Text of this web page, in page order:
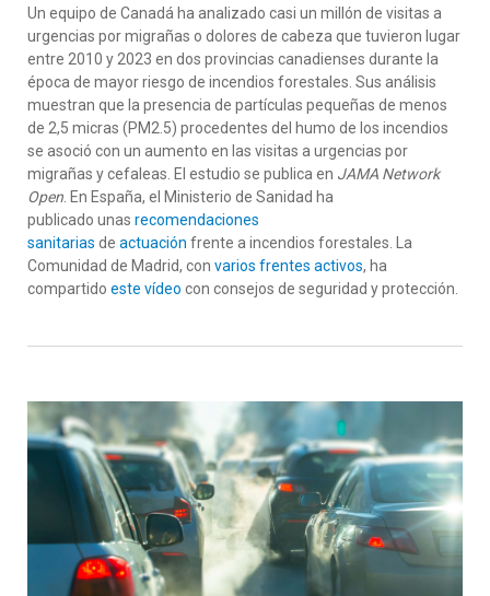
Un equipo de Canadá ha analizado casi un millón de visitas a
urgencias por migrañas o dolores de cabeza que tuvieron lugar
entre 2010 y 2023 en dos provincias canadienses durante la
época de mayor riesgo de incendios forestales. Sus análisis
muestran que la presencia de partículas pequeñas de menos
de 2,5 micras (PM2.5) procedentes del humo de los incendios
se asoció con un aumento en las visitas a urgencias por
migrañas y cefaleas. El estudio se publica en JAMA Network
Open . En España, el Ministerio de Sanidad ha
publicado unas recomendaciones
sanitarias de actuación frente a incendios forestales. La
Comunidad de Madrid, con varios frentes activos, ha
compartido este vídeo con consejos de seguridad y protección.